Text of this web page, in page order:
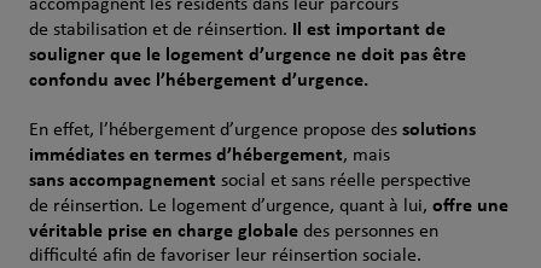
accompagnent les résidents dans leur parcours
de stabilisation et de réinsertion. Il est important de
souligner que le logement d’urgence ne doit pas être
confondu avec l’hébergement d’urgence.
En effet, l’hébergement d’urgence propose des solutions
immédiates en termes d’hébergement, mais
sans accompagnement social et sans réelle perspective
de réinsertion. Le logement d’urgence, quant à lui, offre une
véritable prise en charge globaledes personnes en
difficulté afin de favoriser leur réinsertion sociale.